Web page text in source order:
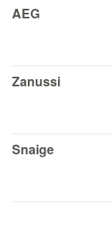
AEG
Zanussi
Snaige